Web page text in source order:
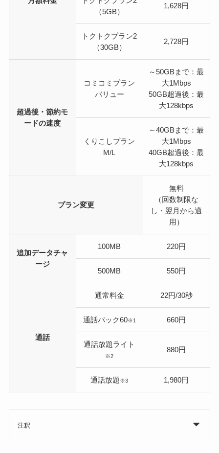
（5GB）
1,628円
トクトクプラン2
（30GB）
2,728円
超過後・節約モ
ードの速度
コミコミプラン
バリュー
～50GBまで：最
大1Mbps
50GB超過後：最
大128kbps
くりこしプラン
M/L
～40GBまで：最
大1Mbps
40GB超過後：最
大128kbps
プラン変更
無料
（回数制限な
し・翌月から適
用）
追加データチャ
ージ
100MB 220円
500MB 550円
通話
通常料金 22円/30秒
通話パック60※1 660円
通話放題ライト
※2
880円
通話放題 ※3 1,980円
注釈